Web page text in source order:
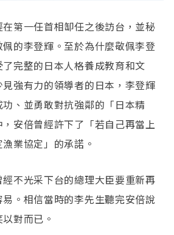
第一任首相缷任之後訪台，並秘
的李登輝。至於為什麼敬佩李登
完整的日本人格養成教育和文
強有力的領導者的日本，李登輝
、並勇敢對抗強鄰的「日本精
安倍曾經許下了「若自己再當上
業協定」的承諾。
不光采下台的總理大臣要重新再
。相信當時的李先生聽完安倍說
對而已。